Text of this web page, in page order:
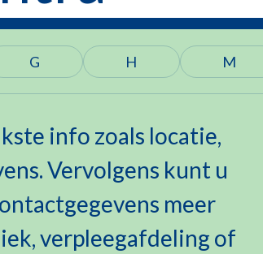
G H M
info zoals locatie,
Vervolgens kunt u
meer
verpleegafdeling of